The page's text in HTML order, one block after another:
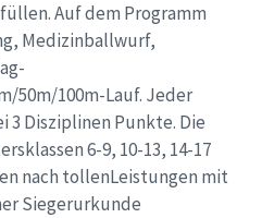
Auf dem Programm
Medizinballwurf,
50m/100m-Lauf. Jeder
3 Disziplinen Punkte. Die
6-9, 10-13, 14-17
nach tollenLeistungen mit
Siegerurkunde